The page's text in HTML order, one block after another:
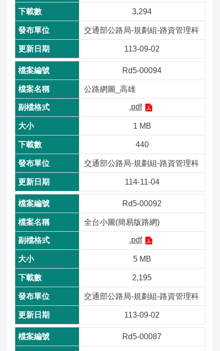
資
訊
首
頁
網
站
導
意
見
信
常
見
問
雙
語
詞
English
隱
私
權
政
策
資
通
安
全
政
政
府
網
站
資
開
放
告
個
人
資
料
保
3,294
交通部公路局-規劃組-路資管理科
113-09-02
Rd5-00094
公路網圖_高雄
.pdf
1 MB
440
交通部公路局-規劃組-路資管理科
114-11-04
Rd5-00092
全台小圖(簡易版路網)
.pdf
5 MB
2,195
交通部公路局-規劃組-路資管理科
113-09-02
Rd5-00087